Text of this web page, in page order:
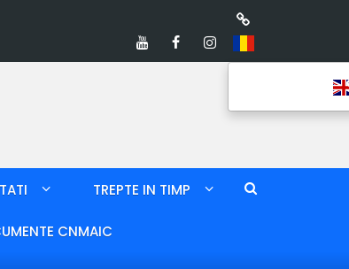
TREPTE IN TIMP
CNMAIC